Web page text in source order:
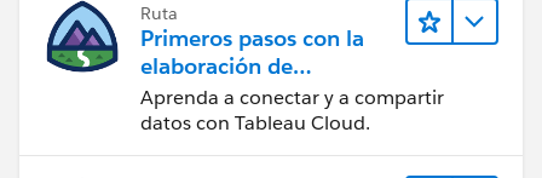
Ruta
Primeros pasos con la
elaboración de
contenido web en
Tableau Cloud
Aprenda a conectar y a compartir
datos con Tableau Cloud.